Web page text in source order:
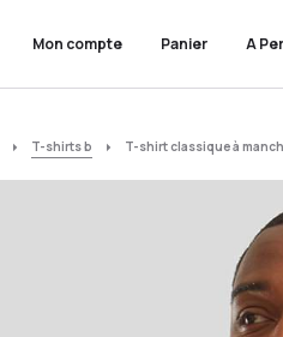
Mon compte Panier A
T-shirts b T-shirt classique à